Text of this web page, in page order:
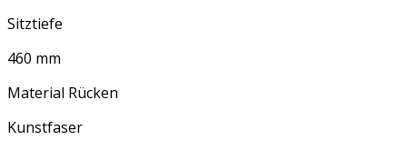
Sitztiefe
460 mm
Material Rücken
Kunstfaser